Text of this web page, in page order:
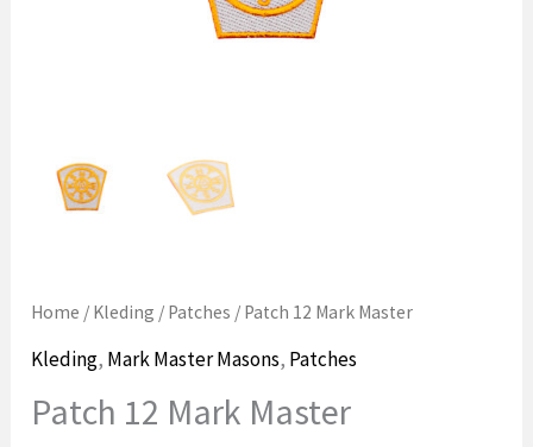
Home / Kleding / Patches / Patch 12 Mark Master
Kleding, Mark Master Masons, Patches
Patch 12 Mark Master